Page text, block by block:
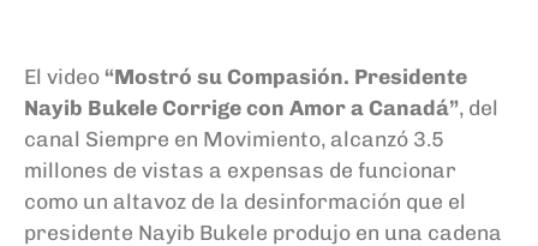
El video “Mostró su Compasión. Presidente
Nayib Bukele Corrige con Amor a Canadá”, del
canal Siempre en Movimiento, alcanzó 3.5
millones de vistas a expensas de funcionar
como un altavoz de la desinformación que el
presidente Nayib Bukele produjo en una cadena